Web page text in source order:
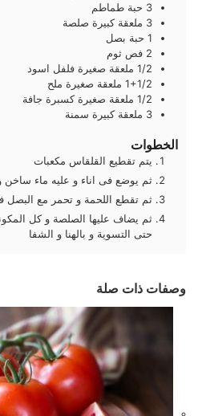
3 حبة طماطم
3 ملعقة كبيرة صلصة
1 حبة بصل
2 فص ثوم
1/2 ملعقة صغيرة فلفل اسود
1+1/2 ملعقة صغيرة ملح
1/2 ملعقة صغيرة كسبرة جافة
3 ملعقة كبيرة سمنة
الخطوات
يتم تقطيع القلقاس مكعبات
ثم يوضع فى اناء و عليه ماء ساخن
ثم تقطع اللحمة و تحمر مع
ثم يضاف عليها الصلصة و كل
حتى التسوية و بالهنا و الشفا
وصفات ذات صلة